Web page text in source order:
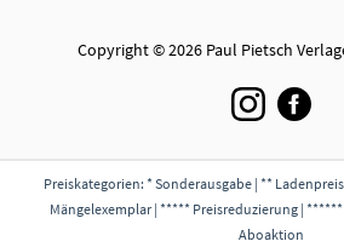
Copyright © 2026 Paul Pietsch
Preiskategorien: * Sonderausgabe | **
Mängelexemplar | ***** Preisreduzierung |
Aboaktion